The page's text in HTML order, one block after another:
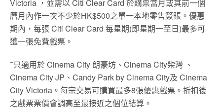
Victoria ，並需以 Citi Clear Card 於購票當月或其前一個
曆月內作一次不少於HK$500之單一本地零售簽賬。優惠
期內，每張 Citi Clear Card 每星期(即星期一至日)最多可
獲一張免費戲票。
~只適用於 Cinema City 朗豪坊、Cinema City柴灣 、
Cinema City JP、Candy Park by Cinema City及 Cinema
City Victoria。每宗交易可購買最多8張優惠戲票。折扣後
之戲票票價會調高至最接近之個位結算。